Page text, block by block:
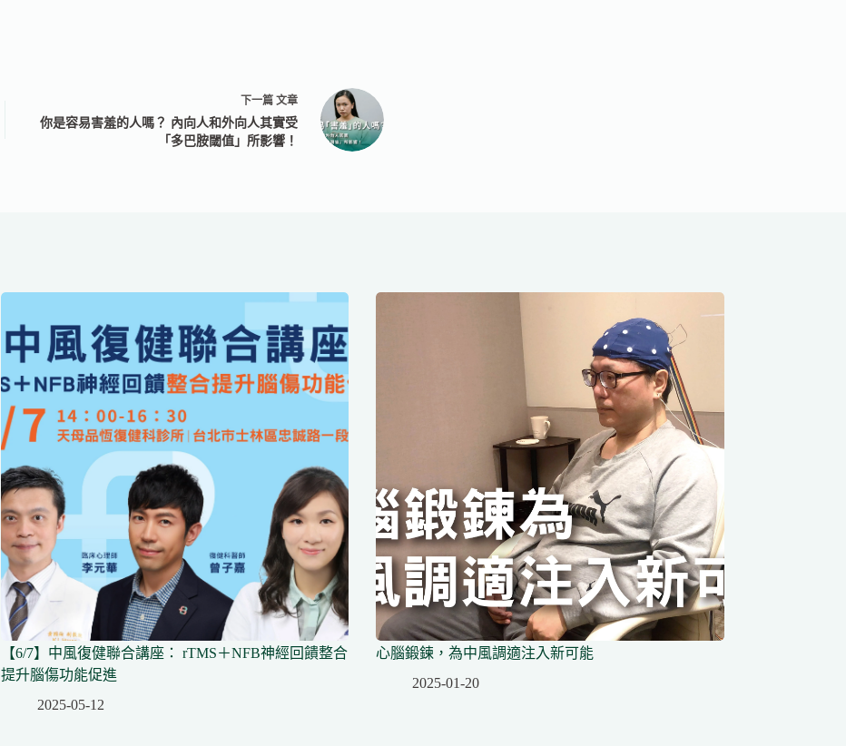
下一篇 文章
你是容易害羞的人嗎？ 內向人和外向人其實受
「多巴胺閾值」所影響！
【6/7】中風復健聯合講座： rTMS＋NFB神經回饋整合
提升腦傷功能促進
2025-05-12
心腦鍛鍊，為中風調適注入新可能
2025-01-20